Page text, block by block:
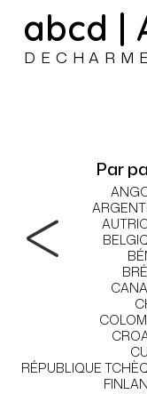
abcd |
Par
RÉPUBLIQUE